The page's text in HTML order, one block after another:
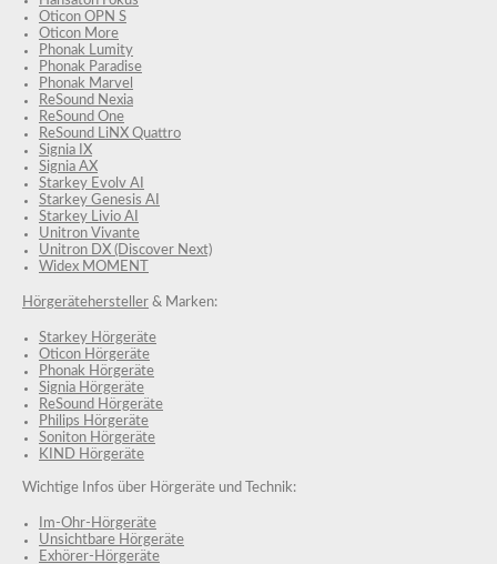
Oticon OPN S
Oticon More
Phonak Lumity
Phonak Paradise
Phonak Marvel
ReSound Nexia
ReSound One
ReSound LiNX Quattro
Signia IX
Signia AX
Starkey Evolv AI
Starkey Genesis AI
Starkey Livio AI
Unitron Vivante
Unitron DX (Discover Next)
Widex MOMENT
Hörgerätehersteller & Marken:
Starkey Hörgeräte
Oticon Hörgeräte
Phonak Hörgeräte
Signia Hörgeräte
ReSound Hörgeräte
Philips Hörgeräte
Soniton Hörgeräte
KIND Hörgeräte
Wichtige Infos über Hörgeräte und Technik:
Im-Ohr-Hörgeräte
Unsichtbare Hörgeräte
Exhörer-Hörgeräte